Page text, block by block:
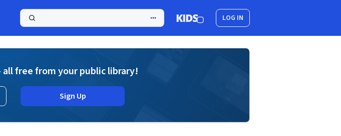
LOG IN
all free from your public library!
Sign Up